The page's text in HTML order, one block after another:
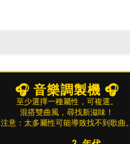
🎧 音樂調製機 🎧
至少選擇一種屬性，可複選。
混搭雙曲風，尋找新滋味！
注意：太多屬性可能導致找不到歌曲。